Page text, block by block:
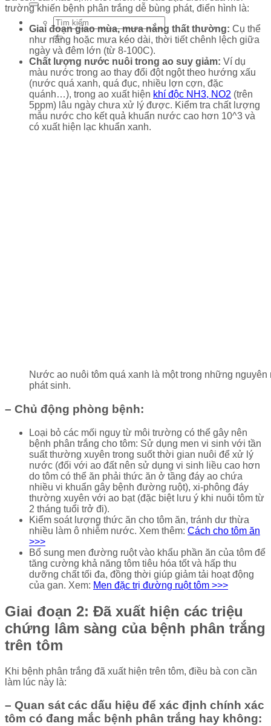
trường khiến bệnh phân trắng dễ bùng phát, điển hình là:
Giai đoạn giao mùa, mưa nắng thất thường: Cụ thể
như nắng hoặc mưa kéo dài, thời tiết chênh lệch giữa
ngày và đêm lớn (từ 8-100C).
Chất lượng nước nuôi trong ao suy giảm: Ví dụ
màu nước trong ao thay đổi đột ngột theo hướng xấu
(nước quá xanh, quá đục, nhiều lợn cợn, đặc
quánh…), trong ao xuất hiện khí độc NH3, NO2 (trên
5ppm) lâu ngày chưa xử lý được. Kiểm tra chất lượng
mẫu nước cho kết quả khuẩn nước cao hơn 10^3 và
có xuất hiện lạc khuẩn xanh.
Nước ao nuôi tôm quá xanh là một trong những
phát sinh.
– Chủ động phòng bệnh:
Loại bỏ các mối nguy từ môi trường có thể gây nên
bệnh phân trắng cho tôm: Sử dụng men vi sinh với tần
suất thường xuyên trong suốt thời gian nuôi để xử lý
nước (đối với ao đất nên sử dụng vi sinh liều cao hơn
do tôm có thể ăn phải thức ăn ở tầng đáy ao chứa
nhiều vi khuẩn gây bệnh đường ruột), xi-phông đáy
thường xuyên với ao bạt (đặc biệt lưu ý khi nuôi tôm từ
2 tháng tuổi trở đi).
Kiểm soát lượng thức ăn cho tôm ăn, tránh dư thừa
nhiều làm ô nhiễm nước. Xem thêm: Cách cho tôm ăn
>>>
Bổ sung men đường ruột vào khẩu phần ăn của tôm để
tăng cường khả năng tôm tiêu hóa tốt và hấp thu
dưỡng chất tối đa, đồng thời giúp giảm tải hoạt động
của gan. Xem: Men đặc trị đường ruột tôm >>>
Giai đoạn 2: Đã xuất hiện các triệu
chứng lâm sàng của bệnh phân trắng
trên tôm
Khi bệnh phân trắng đã xuất hiện trên tôm, điều bà con cần
làm lúc này là:
– Quan sát các dấu hiệu để xác định chính xác
tôm có đang mắc bệnh phân trắng hay không: